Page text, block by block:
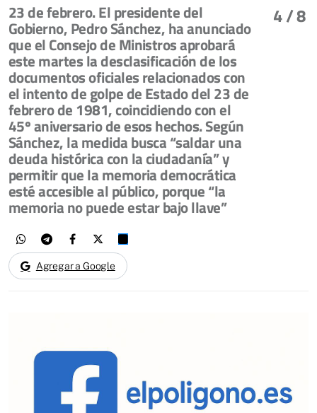
4/ 8
23 de febrero. El presidente del
Gobierno, Pedro Sánchez, ha anunciado
que el Consejo de Ministros aprobará
este martes la desclasificación de los
documentos oficiales relacionados con
el intento de golpe de Estado del 23 de
febrero de 1981, coincidiendo con el
45º aniversario de esos hechos. Según
Sánchez, la medida busca “saldar una
deuda histórica con la ciudadanía” y
permitir que la memoria democrática
esté accesible al público, porque “la
memoria no puede estar bajo llave”
Agregar a Google